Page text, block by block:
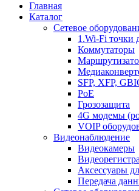
Главная
Каталог
Сетевое
1.Wi-Fi точки
Коммутаторы
SFP, XFP,
PoE
Грозозащита
4G модемы
VOIP
Видеонаблюдение
Видеокамеры
Аксессуары
Передача